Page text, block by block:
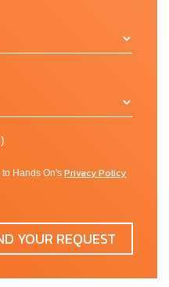
Hands On's Privacy Policy
YOUR REQUEST